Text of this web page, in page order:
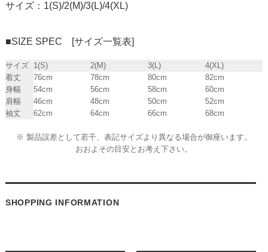
サイズ：1(S)/2(M)/3(L)/4(XL)
■SIZE SPEC [サイズ一覧表]
サイズ 1(S) 2(M) 3(L)
4(XL)
着丈
76cm 78cm 80cm
82cm
身幅
54cm 56cm 58cm
60cm
肩幅
46cm 48cm 50cm
52cm
袖丈
62cm 64cm 66cm 68cm
※ 製品誤差として若干、表記サイズより異なる場合が御座います。
おおよその目安とお考え下さい。
SHOPPING INFORMATION